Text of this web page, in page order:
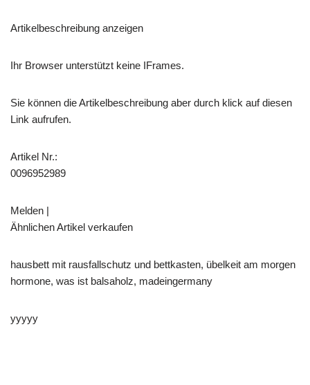
Artikelbeschreibung anzeigen
Ihr Browser unterstützt keine IFrames.
Sie können die Artikelbeschreibung aber durch klick auf diesen
Link aufrufen.
Artikel Nr.:
0096952989
Melden |
Ähnlichen Artikel verkaufen
hausbett mit rausfallschutz und bettkasten, übelkeit am morgen
hormone, was ist balsaholz, madeingermany
yyyyy